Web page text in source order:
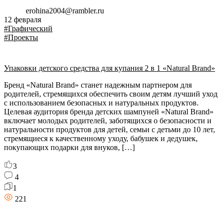
erohina2004@rambler.ru
12 февраля
#Графический
#Проекты
Упаковки детского средства для купания 2 в 1 «Natural Brand»
Бренд «Natural Brand» станет надежным партнером для
родителей, стремящихся обеспечить своим детям лучший уход
с использованием безопасных и натуральных продуктов.
Целевая аудитория бренда детских шампуней «Natural Brand»
включает молодых родителей, заботящихся о безопасности и
натуральности продуктов для детей, семьи с детьми до 10 лет,
стремящиеся к качественному уходу, бабушек и дедушек,
покупающих подарки для внуков, […]
3
4
1
221